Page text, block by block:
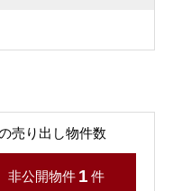
売り出し物件数
非公開物件 1 件